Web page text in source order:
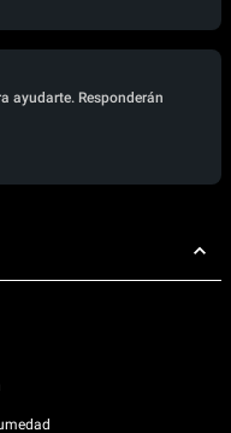
ayudarte. Responderán